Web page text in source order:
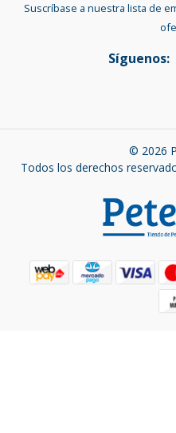
Suscríbase a nuestra lista de
Síguenos:
© 2026
Todos los derechos